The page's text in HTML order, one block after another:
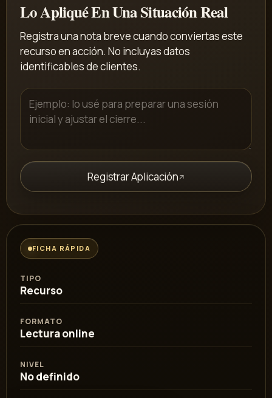
Lo Apliqué En Una Situación Real
Registra una nota breve cuando conviertas este
recurso en acción. No incluyas datos
identificables de clientes.
Registrar Aplicación
FICHA RÁPIDA
TIPO
Recurso
FORMATO
Lectura online
NIVEL
No definido